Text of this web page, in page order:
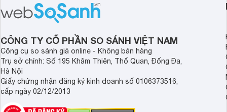
CÔNG TY CỔ PHẦN SO SÁNH VIỆT NAM
Công cụ so sánh giá online - Không bán hàng
Trụ sở chính: Số 195 Khâm Thiên, Thổ Quan, Đống Đa,
Hà Nội
Giấy chứng nhận đăng ký kinh doanh số 0106373516,
cấp ngày 02/12/2013